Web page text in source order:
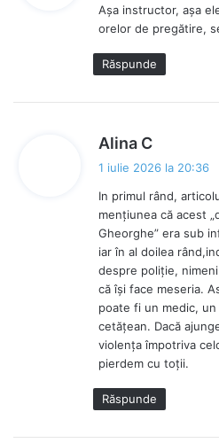
n
e
Așa instructor, așa
orelor de pregătire,
Răspunde
Alina C
n
e
:
1 iulie 2026 la 20:36
In primul rând,
mențiunea că acest
Gheorghe” era sub
iar în al doilea
despre poliție,
că își face meseria.
poate fi un medic,
cetățean. Dacă
violența împotriva
pierdem cu toții.
Răspunde